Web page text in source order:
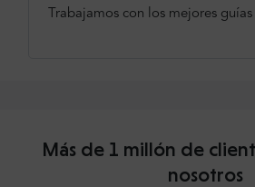
Trabajamos con los mejores
Más de 1 millón de
nosotros